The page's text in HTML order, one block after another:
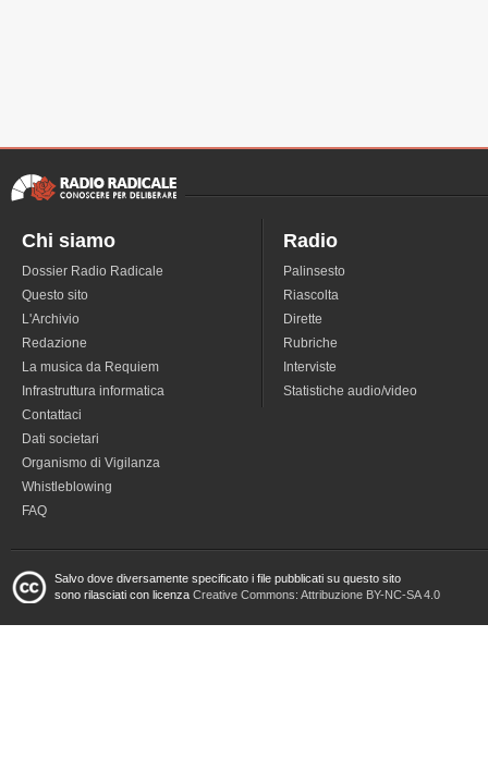
Chi siamo
Dossier Radio Radicale
Questo sito
L'Archivio
Redazione
La musica da Requiem
Infrastruttura informatica
Contattaci
Dati societari
Organismo di Vigilanza
Whistleblowing
FAQ
Radio
Palinsesto
Riascolta
Dirette
Rubriche
Interviste
Statistiche audio/video
Salvo dove diversamente specificato i file pubblicati su questo sito
sono rilasciati con licenza Creative Commons: Attribuzione BY-NC-SA 4.0